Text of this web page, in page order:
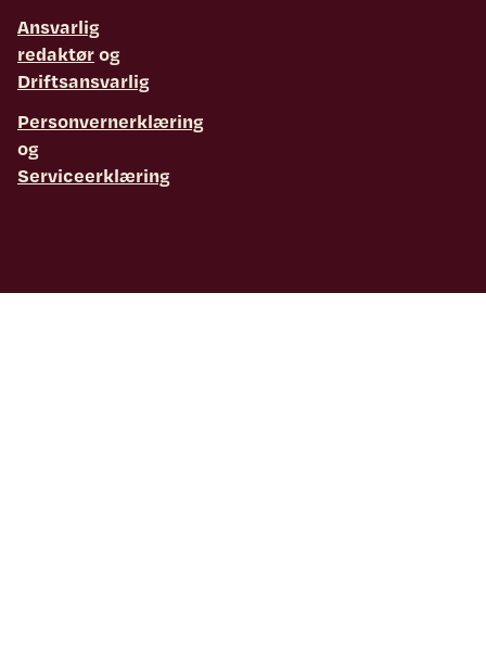
Ansvarlig
redaktørog
Driftsansvarlig
Personvernerklæring
og
Serviceerklæring